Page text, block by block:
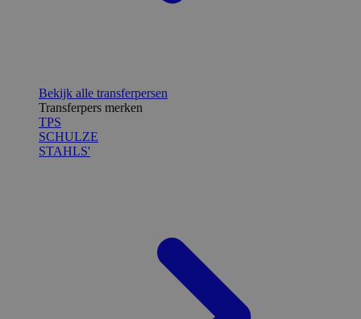
Bekijk alle transferpersen
Transferpers merken
TPS
SCHULZE
STAHLS'